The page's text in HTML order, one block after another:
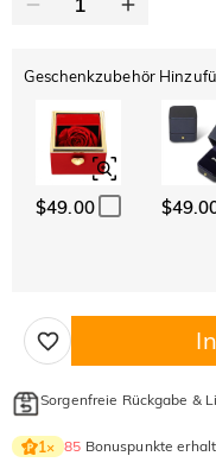
Geschenkzubehör
$49.00
Sorgenfreie Rückgabe &
1× 85 Bonuspunkte